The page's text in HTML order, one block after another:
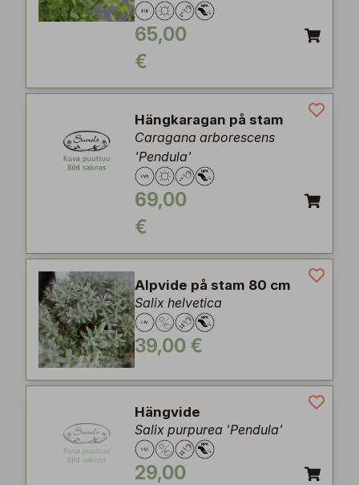
65,00
€
Hängkaragan på stam
Caragana arborescens
'Pendula'
69,00
€
Alpvide på stam 80 cm
Salix helvetica
39,00 €
Hängvide
Salix purpurea 'Pendula'
29,00